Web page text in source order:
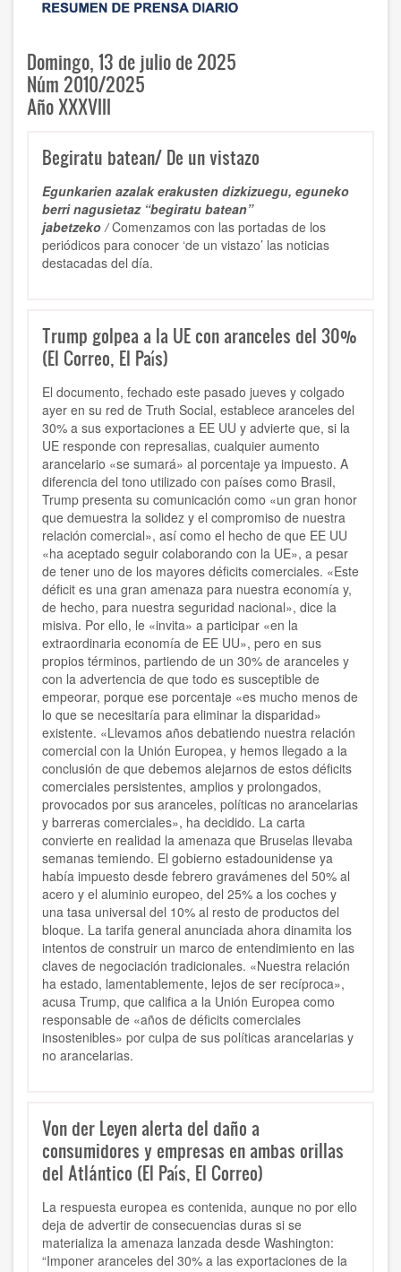
Domingo, 13 de julio de 2025
Núm 2010/2025
Año XXXVIII
Begiratu batean/ De un vistazo
Egunkarien azalak erakusten dizkizuegu, eguneko
berri nagusietaz “begiratu batean”
jabetzeko /Comenzamos con las portadas de los
periódicos para conocer ‘de un vistazo’ las noticias
destacadas del día.
Trump golpea a la UE con aranceles del 30%
(El Correo, El País)
El documento, fechado este pasado jueves y colgado
ayer en su red de Truth Social, establece aranceles del
30% a sus exportaciones a EE UU y advierte que, si la
UE responde con represalias, cualquier aumento
arancelario «se sumará» al porcentaje ya impuesto. A
diferencia del tono utilizado con países como Brasil,
Trump presenta su comunicación como «un gran honor
que demuestra la solidez y el compromiso de nuestra
relación comercial», así como el hecho de que EE UU
«ha aceptado seguir colaborando con la UE», a pesar
de tener uno de los mayores déficits comerciales. «Este
déficit es una gran amenaza para nuestra economía y,
de hecho, para nuestra seguridad nacional», dice la
misiva. Por ello, le «invita» a participar «en la
extraordinaria economía de EE UU», pero en sus
propios términos, partiendo de un 30% de aranceles y
con la advertencia de que todo es susceptible de
empeorar, porque ese porcentaje «es mucho menos de
lo que se necesitaría para eliminar la disparidad»
existente. «Llevamos años debatiendo nuestra relación
comercial con la Unión Europea, y hemos llegado a la
conclusión de que debemos alejarnos de estos déficits
comerciales persistentes, amplios y prolongados,
provocados por sus aranceles, políticas no arancelarias
y barreras comerciales», ha decidido. La carta
convierte en realidad la amenaza que Bruselas llevaba
semanas temiendo. El gobierno estadounidense ya
había impuesto desde febrero gravámenes del 50% al
acero y el aluminio europeo, del 25% a los coches y
una tasa universal del 10% al resto de productos del
bloque. La tarifa general anunciada ahora dinamita los
intentos de construir un marco de entendimiento en las
claves de negociación tradicionales. «Nuestra relación
ha estado, lamentablemente, lejos de ser recíproca»,
acusa Trump, que califica a la Unión Europea como
responsable de «años de déficits comerciales
insostenibles» por culpa de sus políticas arancelarias y
no arancelarias.
Von der Leyen alerta del daño a
consumidores y empresas en ambas orillas
del Atlántico (El País, El Correo)
La respuesta europea es contenida, aunque no por ello
deja de advertir de consecuencias duras si se
materializa la amenaza lanzada desde Washington:
“Imponer aranceles del 30% a las exportaciones de la